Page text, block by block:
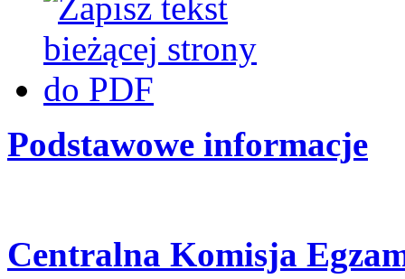
Podstawowe informacje
Centralna Komisja